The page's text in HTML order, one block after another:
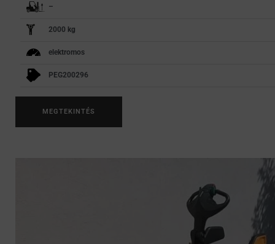
–
2000 kg
elektromos
PEG200296
MEGTEKINTÉS